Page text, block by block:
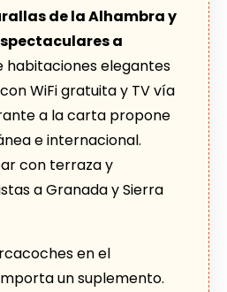
de la Alhambra y
a
habitaciones elegantes
WiFi gratuita y TV vía
a la carta propone
e internacional.
con terraza y
a Granada y Sierra
en el
un suplemento.